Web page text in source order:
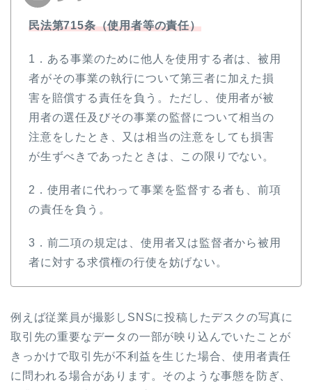
民法第715条（使用者等の責任）
1．ある事業のために他人を使用する者は、被用
者がその事業の執行について第三者に加えた損
害を賠償する責任を負う。ただし、使用者が被
用者の選任及びその事業の監督について相当の
注意をしたとき、又は相当の注意をしても損害
が生ずべきであったときは、この限りでない。
2．使用者に代わって事業を監督する者も、前項
の責任を負う。
3．前二項の規定は、使用者又は監督者から被用
者に対する求償権の行使を妨げない。
例えば従業員が撮影しSNSに投稿したデスクの写真に
取引先の重要なデータの一部が映り込んでいたことが
きっかけで取引先が不利益を生じた場合、使用者責任
に問われる場合があります。そのような事態を防ぎ、